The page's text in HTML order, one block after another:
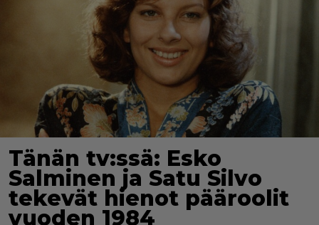
Tänän tv:ssä: Esko
Salminen ja Satu Silvo
tekevät hienot pääroolit
vuoden 1984